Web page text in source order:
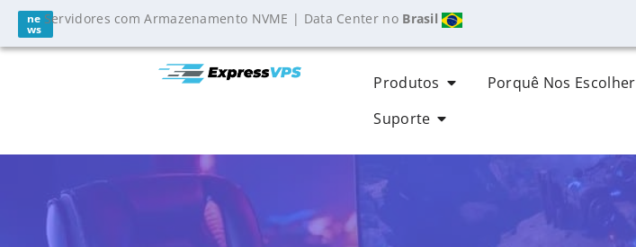
ne
ws
Servidores com Armazenamento NVME | Data Center no Brasil
Produtos Porquê Nos Escolher
Suporte